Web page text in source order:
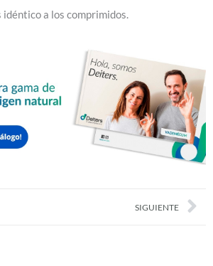
idéntico a los comprimidos.
SIGUIENTE